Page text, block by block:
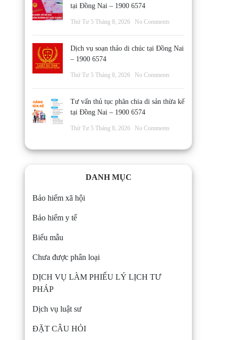
tại Đồng Nai – 1900 6574
Thứ Tư 5 Tháng 8, 2026 No Comments
Dịch vụ soạn thảo di chúc tại Đồng Nai
– 1900 6574
Thứ Tư 5 Tháng 8, 2026 No Comments
Tư vấn thủ tục phân chia di sản thừa kế
tại Đồng Nai – 1900 6574
Thứ Tư 5 Tháng 8, 2026 No Comments
DANH MỤC
Bảo hiểm xã hội
Bảo hiểm y tế
Biểu mẫu
Chưa được phân loại
DỊCH VỤ LÀM PHIẾU LÝ LỊCH TƯ
PHÁP
Dịch vụ luật sư
ĐẶT CÂU HỎI